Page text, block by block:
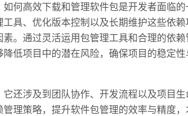
何高效下载和管理软件包是开发者面临
具、优化版本控制以及长期维护这些依赖
。通过灵活运用包管理工具和合理的依赖
低项目中的潜在风险，确保项目的稳定性
还涉及到团队协作、开发流程以及项目生
理策略，提升软件包管理的效率与精度